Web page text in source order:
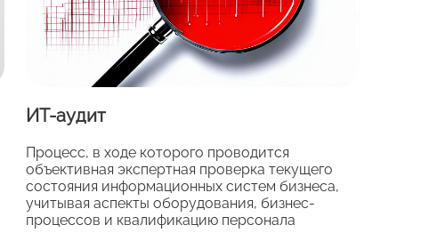
ИТ-аудит
Процесс, в ходе которого проводится
объективная экспертная проверка текущего
состояния информационных систем бизнеса,
учитывая аспекты оборудования, бизнес-
процессов и квалификацию персонала